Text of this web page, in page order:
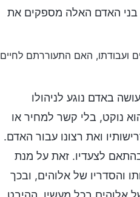
בני האדם האלה מספקים את
ועבודתו, האם התעוררתם
באדם נוגע לניהולו
נוקט, בלי קשר למחיר או
ואת רצונו עבור האדם.
לצעדיו. זאת על מנת
והסדריו של אלוהים, ובכך